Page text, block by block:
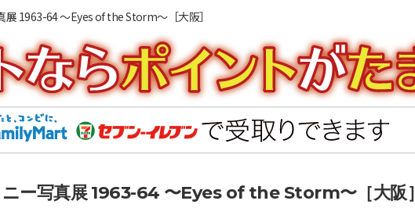
1963-64 〜Eyes of the Storm〜［大阪］
ー写真展 1963-64 〜Eyes of the Storm〜［大阪］